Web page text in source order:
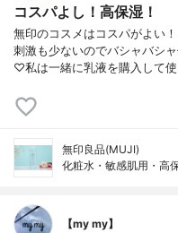
コスパよし！高保湿！
無印のコスメはコスパがよい
刺激も少ないのでバシャバシ
♡私は一緒に乳液を購入して
無印良品(MUJI)
化粧水・敏感肌用・高
【my my】